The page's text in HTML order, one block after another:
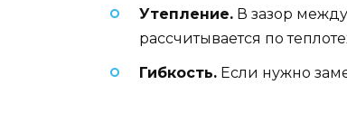
Утепление. В зазор
рассчитывается по
Гибкость. Если нужно